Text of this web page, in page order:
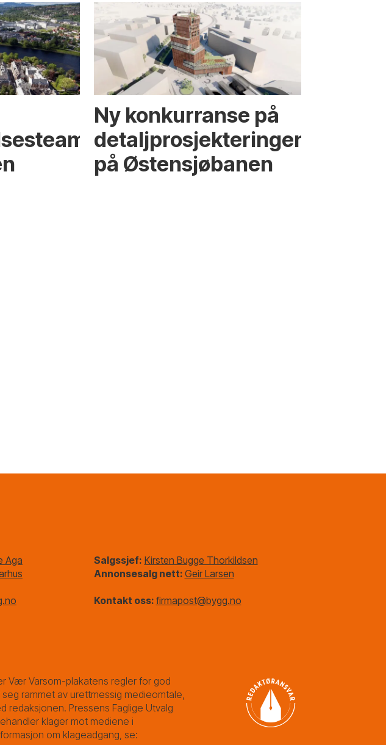
Ny konkurranse på
detaljprosjekteringen
på Østensjøbanen
Aga
Salgssjef: Kirsten Bugge Thorkildsen
Annonsesalg nett: Geir Larsen
Kontakt oss: firmapost@bygg.no
Vær Varsom-plakatens regler for god
rammet av urettmessig medieomtale,
redaksjonen. Pressens Faglige Utvalg
klager mot mediene i
om klageadgang, se: